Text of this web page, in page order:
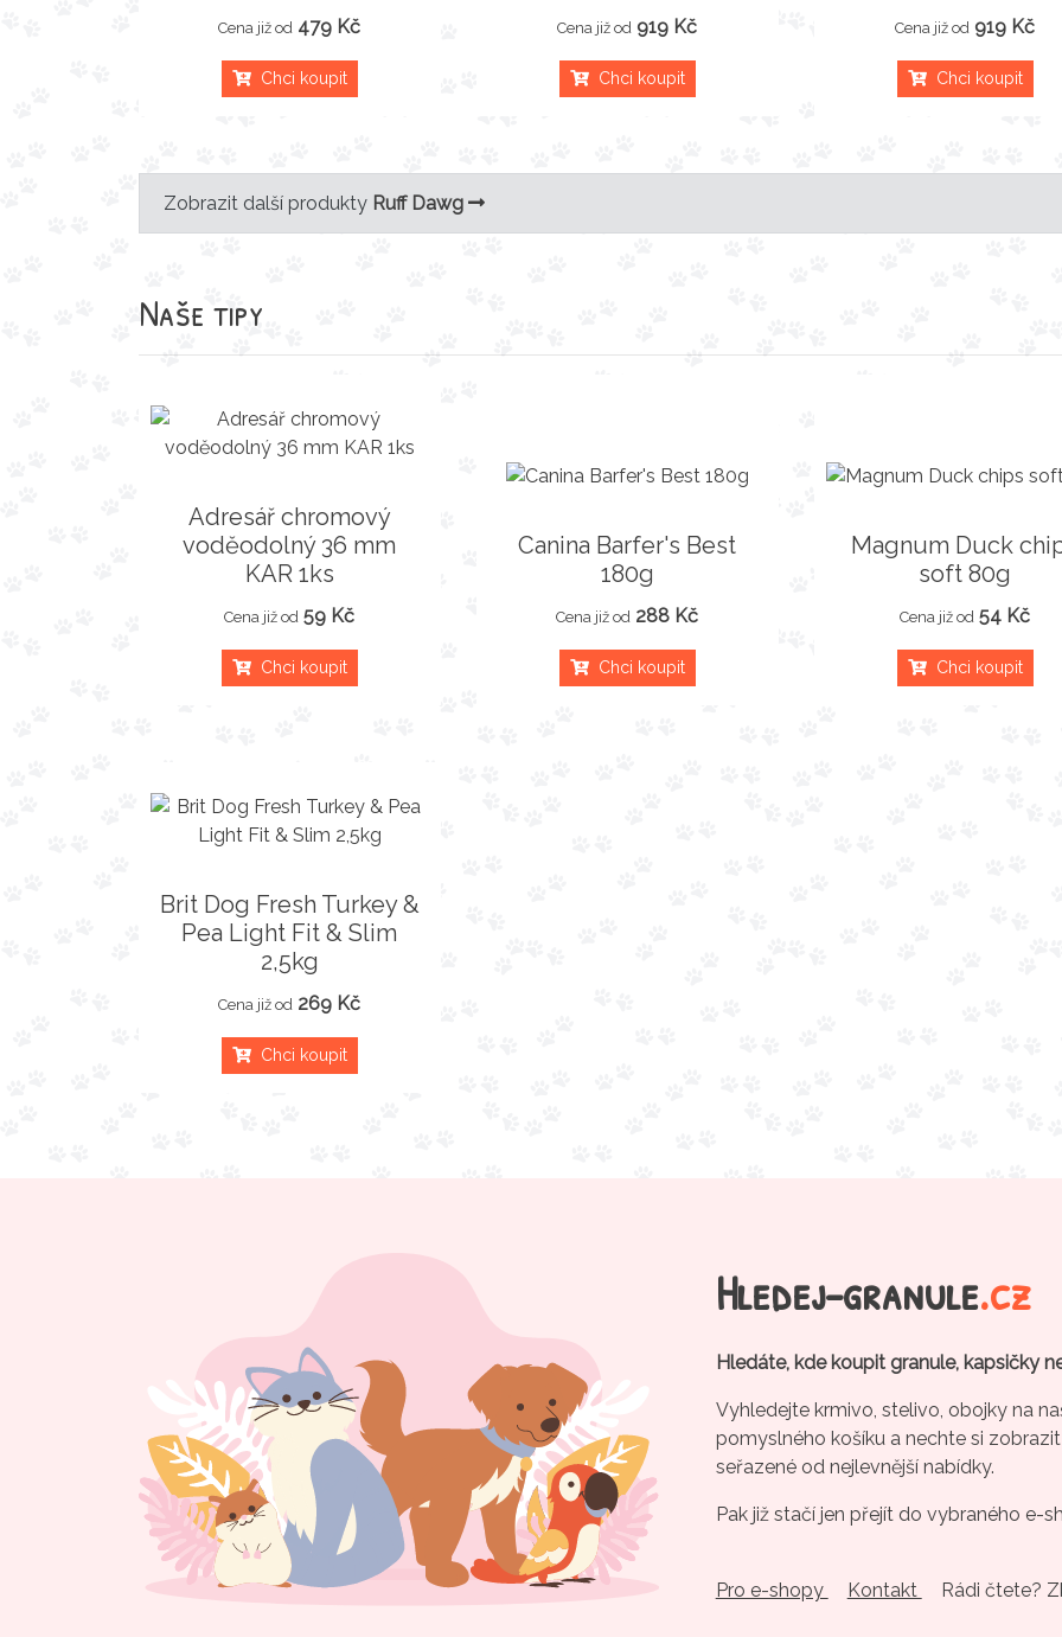
Cena již od 479 Kč
Chci koupit
Cena již od 919 Kč
Chci koupit
Cena již od 919 Kč
Chci koupit
Zobrazit další produkty Ruff Dawg
Naše tipy
Adresář chromový
voděodolný 36 mm
KAR 1ks
Cena již od 59 Kč
Chci koupit
Canina Barfer's Best
180g
Cena již od 288 Kč
Chci koupit
Magnum Duck
soft 80g
Cena již od 54 Kč
Chci koupit
Brit Dog Fresh Turkey &
Pea Light Fit & Slim
2,5kg
Cena již od 269 Kč
Chci koupit
Hledej-granule.cz
Hledáte, kde koupit granule, kapsičky
Vyhledejte krmivo, stelivo, obojky na
pomyslného košíku a nechte si
seřazené od nejlevnější nabídky.
Pak již stačí jen přejít do vybraného e-
Pro e-shopy Kontakt Rádi čtete?